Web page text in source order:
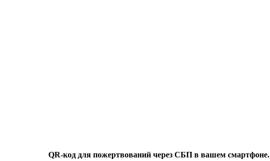
QR-код для пожертвований через СБП в вашем смартфоне.